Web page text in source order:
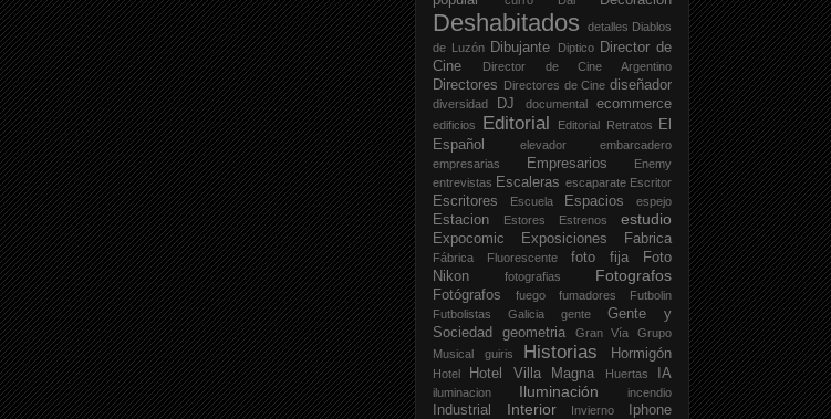
Deshabitados detalles Diablos
de Luzón Dibujante Diptico
Director de
Cine
Director de Cine Argentino
Directores Directores de Cine diseñador
diversidad DJ documental ecommerce
edificios Editorial Editorial Retratos
El
Español
elevador
embarcadero
empresarias
Empresarios
Enemy
entrevistas Escaleras escaparate Escritor
Escritores Escuela Espacios espejo
Estacion Estores Estrenos estudio
Expocomic Exposiciones Fabrica
Fábrica Fluorescente foto fija
Foto
Nikon
fotografias Fotografos
Fotógrafos fuego fumadores
Futbolin
Futbolistas
Galicia gente
Gente y
Sociedad
geometria Gran Vía
Grupo
Musical
guiris Historias Hormigón
Hotel Hotel Villa Magna Huertas IA
iluminacion Iluminación incendio
Industrial Interior Invierno
Iphone